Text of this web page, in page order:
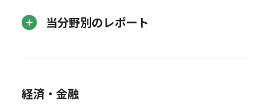
当分野別のレポート
経済・金融